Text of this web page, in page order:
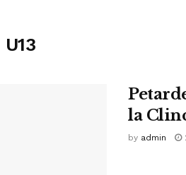
U13
la
by admin